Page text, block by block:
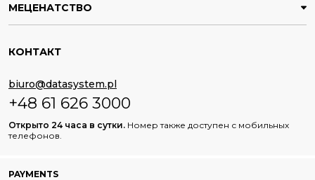
МЕЦЕНАТСТВО
КОНТАКТ
biuro@datasystem.pl
+48 61 626 3000
Открыто 24 часа в сутки. Номер также доступен с мобильных
телефонов.
PAYMENTS